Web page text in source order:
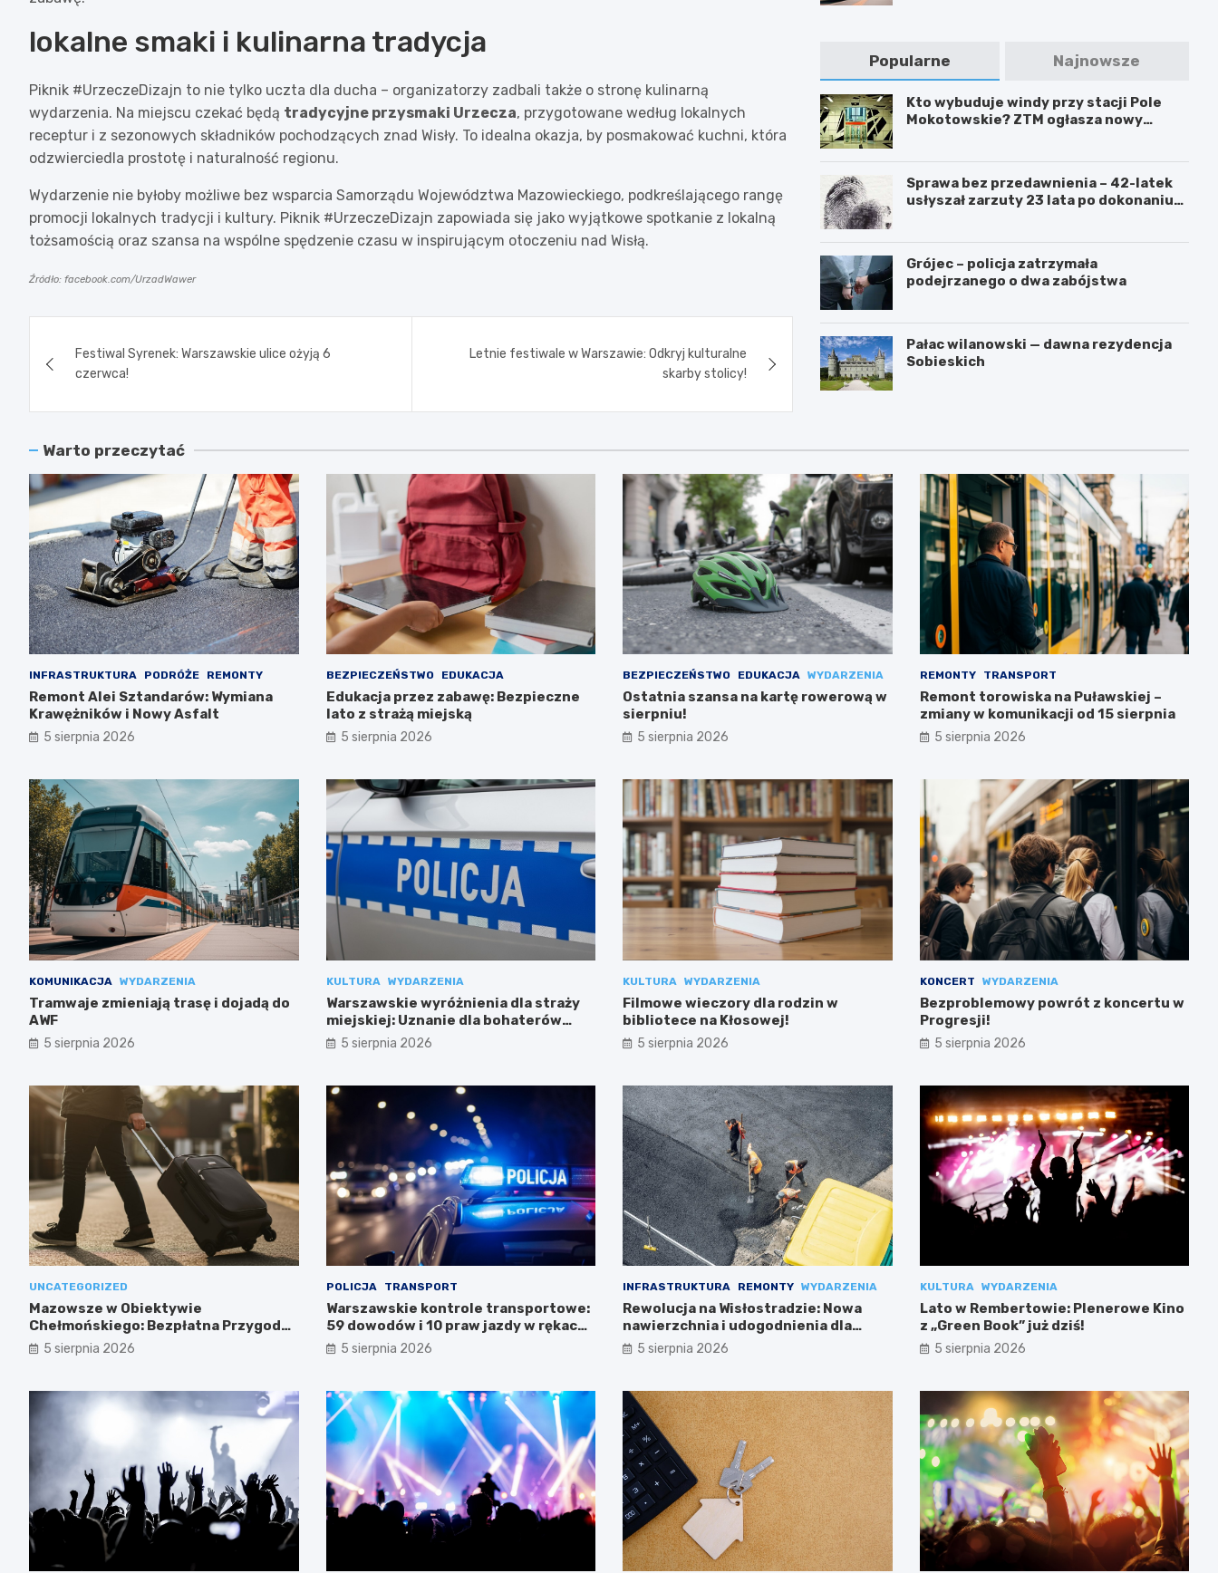
lokalne smaki i kulinarna tradycja
Piknik #UrzeczeDizajn to nie tylko uczta dla ducha – organizatorzy zadbali także o stronę kulinarną
wydarzenia. Na miejscu czekać będą tradycyjne przysmaki Urzecza, przygotowane według lokalnych
receptur i z sezonowych składników pochodzących znad Wisły. To idealna okazja, by posmakować kuchni, która
odzwierciedla prostotę i naturalność regionu.
Wydarzenie nie byłoby możliwe bez wsparcia Samorządu Województwa Mazowieckiego, podkreślającego rangę
promocji lokalnych tradycji i kultury. Piknik #UrzeczeDizajn zapowiada się jako wyjątkowe spotkanie z lokalną
tożsamością oraz szansa na wspólne spędzenie czasu w inspirującym otoczeniu nad Wisłą.
Źródło: facebook.com/UrzadWawer
wpisuFestiwal Syrenek: Warszawskie ulice ożyją 6
czerwca!
Letnie festiwale w Warszawie: Odkryj kulturalne
skarby stolicy!
Popularne Najnowsze
Kto wybuduje windy przy stacji Pole
Mokotowskie? ZTM ogłasza nowy
Sprawa bez przedawnienia – 42-latek
usłyszał zarzuty 23 lata po dokonaniu
Grójec – policja zatrzymała
podejrzanego o dwa zabójstwa
Pałac wilanowski — dawna rezydencja
Sobieskich
Warto przeczytać
INFRASTRUKTURA PODRÓŻE REMONTY
Remont Alei Sztandarów: Wymiana
Krawężników i Nowy Asfalt
5 sierpnia 2026
BEZPIECZEŃSTWO EDUKACJA
Edukacja przez zabawę: Bezpieczne
lato z strażą miejską
5 sierpnia 2026
BEZPIECZEŃSTWO EDUKACJA WYDARZENIA
Ostatnia szansa na kartę rowerową w
sierpniu!
5 sierpnia 2026
REMONTY TRANSPORT
Remont torowiska na Puławskiej –
zmiany w komunikacji od 15 sierpnia
5 sierpnia 2026
KOMUNIKACJA WYDARZENIA
Tramwaje zmieniają trasę i dojadą do
AWF
5 sierpnia 2026
KULTURA WYDARZENIA
Warszawskie wyróżnienia dla straży
miejskiej: Uznanie dla bohaterów
codzienności
5 sierpnia 2026
KULTURA WYDARZENIA
Filmowe wieczory dla rodzin w
bibliotece na Kłosowej!
5 sierpnia 2026
KONCERT WYDARZENIA
Bezproblemowy powrót z koncertu w
Progresji!
5 sierpnia 2026
UNCATEGORIZED
Mazowsze w Obiektywie
Chełmońskiego: Bezpłatna Przygoda
dla Seniorów
5 sierpnia 2026
POLICJA TRANSPORT
Warszawskie kontrole transportowe:
59 dowodów i 10 praw jazdy w rękach
służb
5 sierpnia 2026
INFRASTRUKTURA REMONTY WYDARZENIA
Rewolucja na Wisłostradzie: Nowa
nawierzchnia i udogodnienia dla
kierowców
5 sierpnia 2026
KULTURA WYDARZENIA
Lato w Rembertowie: Plenerowe Kino
z „Green Book” już dziś!
5 sierpnia 2026